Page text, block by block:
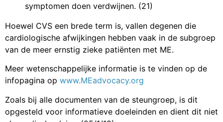
symptomen doen verdwijnen. (21)
Hoewel CVS een brede term is, vallen degenen die
cardiologische afwijkingen hebben vaak in de subgroep
van de meer ernstig zieke patiënten met ME.
Meer wetenschappelijke informatie is te vinden op de
infopagina op www.MEadvocacy.org
Zoals bij alle documenten van de steungroep, is dit
opgesteld voor informatieve doeleinden en dient dit niet